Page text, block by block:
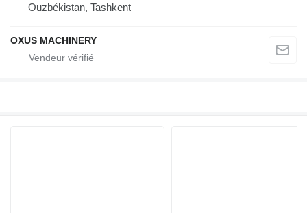
Ouzbékistan, Tashkent
OXUS MACHINERY